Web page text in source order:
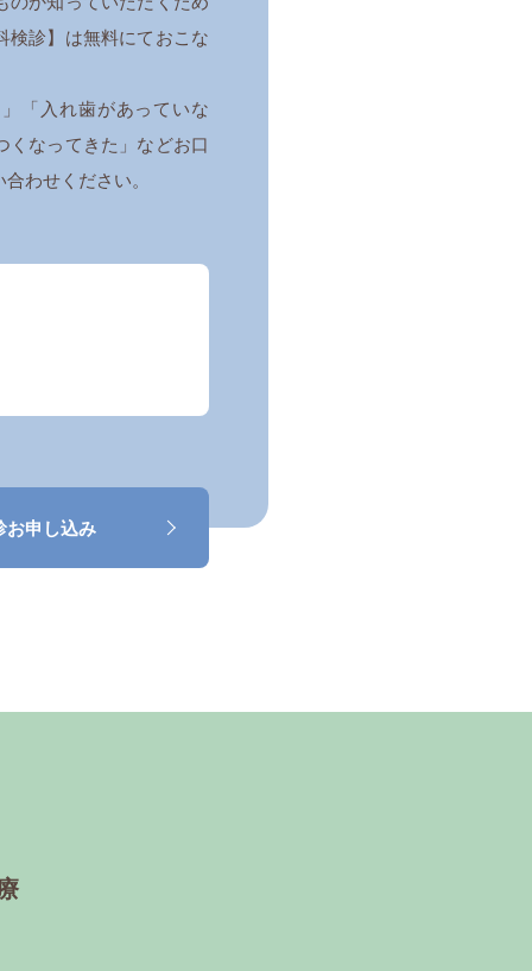
検診】は無料にておこな
「入れ歯があっていな
くなってきた」などお口
わせください。
お申し込み